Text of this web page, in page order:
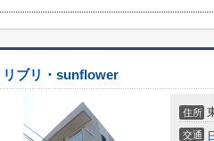
リブリ・sunflower
住所
交通